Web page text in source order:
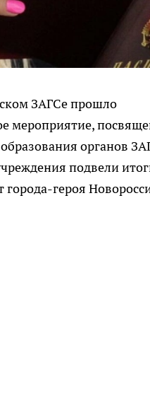
ЗАГСе прошло
мероприятие,
органов
подвели
города-героя